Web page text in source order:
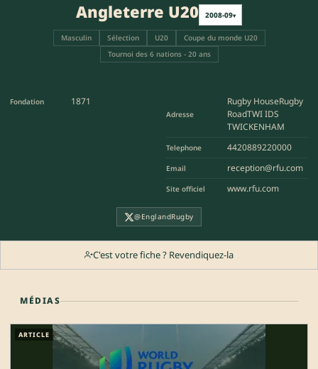
Angleterre U20 2008-09▾
Masculin Sélection U20
Coupe du monde U20
Tournoi des 6 nations - 20 ans
Fondation 1871
Adresse
Rugby HouseRugby
RoadTWI IDS
TWICKENHAM
Telephone 4420889220000
Email reception@rfu.com
Site officiel www.rfu.com
@EnglandRugby
C'est votre fiche ? Revendiquez-la
MÉDIAS
ARTICLE